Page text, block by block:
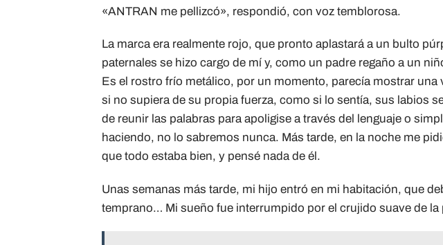
«ANTRAN me pellizcó», respondió, con voz temblorosa.
La marca era realmente rojo, que pronto aplastará a un bulto
paternales se hizo cargo de mí y, como un padre regaño a un
Es el rostro frío metálico, por un momento, parecía mostrar una
si no supiera de su propia fuerza, como si lo sentía, sus labios
de reunir las palabras para apoligise a través del lenguaje o
haciendo, no lo sabremos nunca. Más tarde, en la noche me
que todo estaba bien, y pensé nada de él.
Unas semanas más tarde, mi hijo entró en mi habitación, que
temprano… Mi sueño fue interrumpido por el crujido suave de